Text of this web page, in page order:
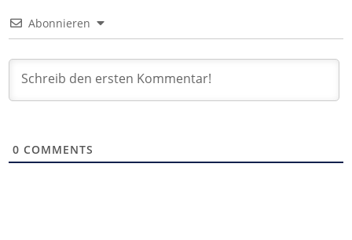
Abonnieren
0 COMMENTS